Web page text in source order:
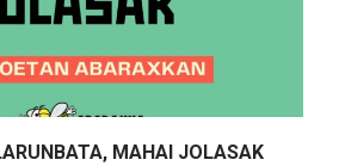
MAHAI JOLASAK